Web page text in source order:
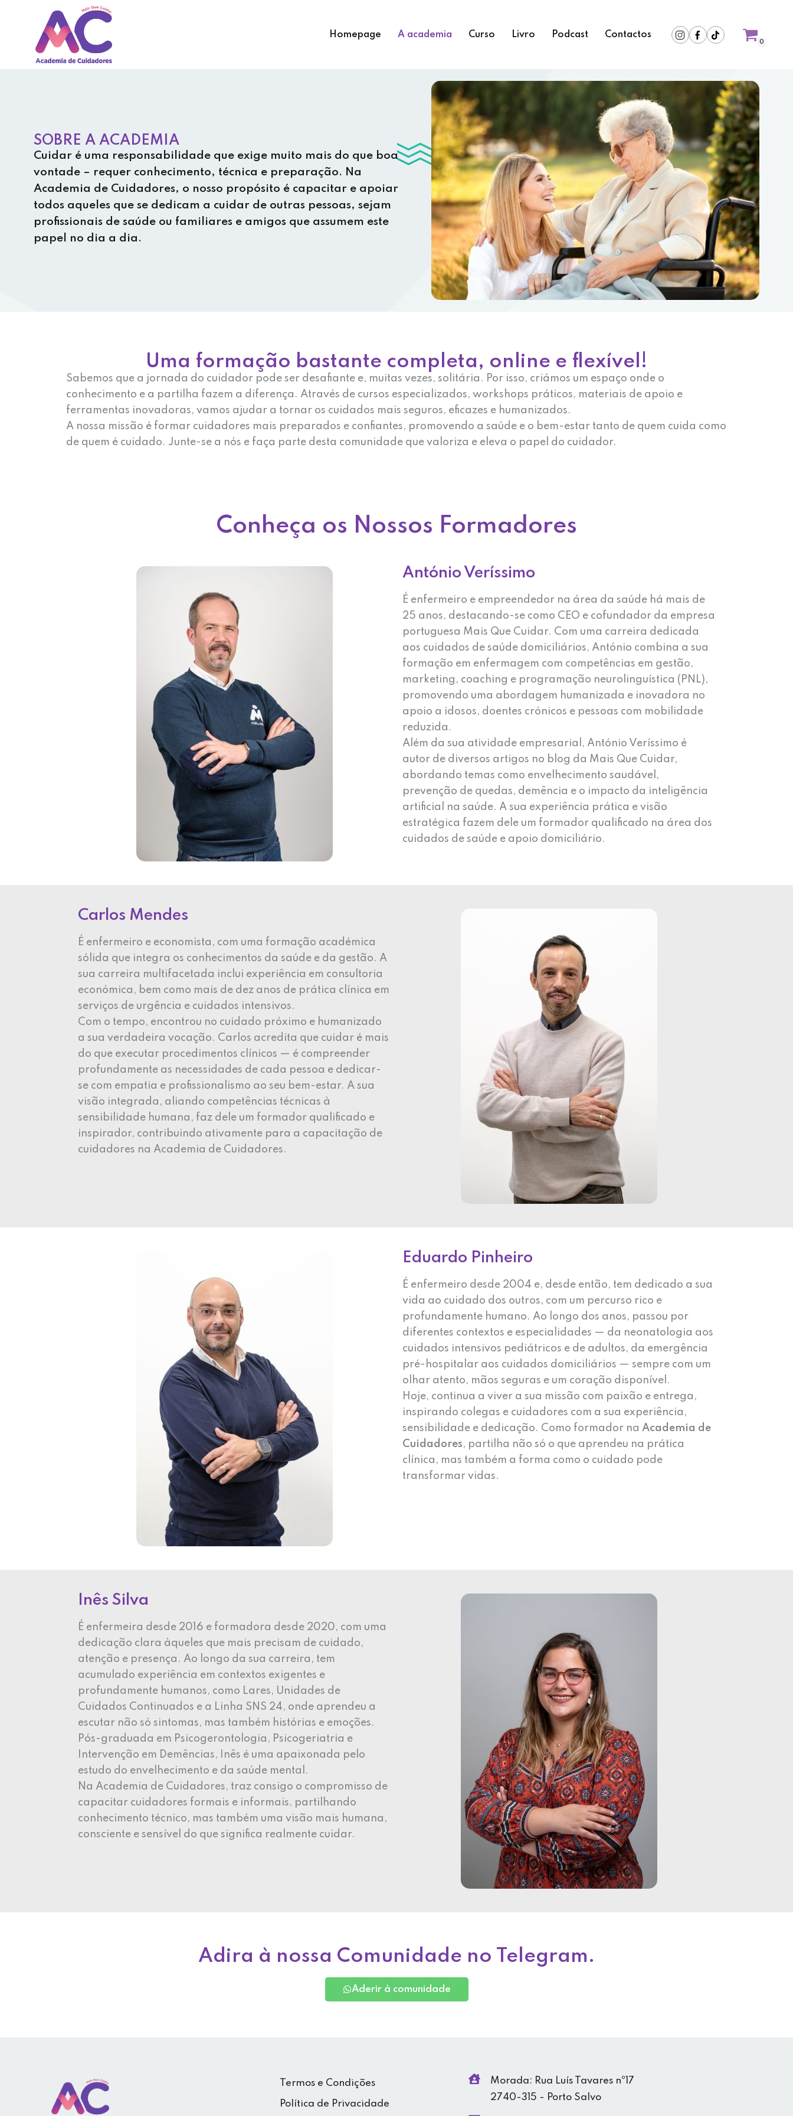
Avançar
Homepage A academia Curso Livro Podcast Contactos
0
SOBRE A ACADEMIA
Cuidar é uma responsabilidade que exige muito mais do que boa
vontade – requer conhecimento, técnica e preparação. Na
Academia de Cuidadores, o nosso propósito é capacitar e apoiar
todos aqueles que se dedicam a cuidar de outras pessoas, sejam
profissionais de saúde ou familiares e amigos que assumem este
papel no dia a dia.
Uma formação bastante completa, online e flexível!
Sabemos que a jornada do cuidador pode ser desafiante e, muitas vezes, solitária. Por isso, criámos um espaço onde o
conhecimento e a partilha fazem a diferença. Através de cursos especializados, workshops práticos, materiais de apoio e
ferramentas inovadoras, vamos ajudar a tornar os cuidados mais seguros, eficazes e humanizados.
A nossa missão é formar cuidadores mais preparados e confiantes, promovendo a saúde e o bem-estar tanto de quem cuida como
de quem é cuidado. Junte-se a nós e faça parte desta comunidade que valoriza e eleva o papel do cuidador.
Conheça os Nossos Formadores
António Veríssimo
É enfermeiro e empreendedor na área da saúde há mais de
25 anos, destacando-se como CEO e cofundador da empresa
portuguesa Mais Que Cuidar. Com uma carreira dedicada
aos cuidados de saúde domiciliários, António combina a sua
formação em enfermagem com competências em gestão,
marketing, coaching e programação neurolinguística (PNL),
promovendo uma abordagem humanizada e inovadora no
apoio a idosos, doentes crónicos e pessoas com mobilidade
reduzida.
Além da sua atividade empresarial, António Veríssimo é
autor de diversos artigos no blog da Mais Que Cuidar,
abordando temas como envelhecimento saudável,
prevenção de quedas, demência e o impacto da inteligência
artificial na saúde. A sua experiência prática e visão
estratégica fazem dele um formador qualificado na área dos
cuidados de saúde e apoio domiciliário.
Carlos Mendes
É enfermeiro e economista, com uma formação académica
sólida que integra os conhecimentos da saúde e da gestão. A
sua carreira multifacetada inclui experiência em consultoria
económica, bem como mais de dez anos de prática clínica em
serviços de urgência e cuidados intensivos.
Com o tempo, encontrou no cuidado próximo e humanizado
a sua verdadeira vocação. Carlos acredita que cuidar é mais
do que executar procedimentos clínicos — é compreender
profundamente as necessidades de cada pessoa e dedicar-
se com empatia e profissionalismo ao seu bem-estar. A sua
visão integrada, aliando competências técnicas à
sensibilidade humana, faz dele um formador qualificado e
inspirador, contribuindo ativamente para a capacitação de
cuidadores na Academia de Cuidadores.
Eduardo Pinheiro
É enfermeiro desde 2004 e, desde então, tem dedicado a sua
vida ao cuidado dos outros, com um percurso rico e
profundamente humano. Ao longo dos anos, passou por
diferentes contextos e especialidades — da neonatologia aos
cuidados intensivos pediátricos e de adultos, da emergência
pré-hospitalar aos cuidados domiciliários — sempre com um
olhar atento, mãos seguras e um coração disponível.
Hoje, continua a viver a sua missão com paixão e entrega,
inspirando colegas e cuidadores com a sua experiência,
sensibilidade e dedicação. Como formador na Academia de
Cuidadores, partilha não só o que aprendeu na prática
clínica, mas também a forma como o cuidado pode
transformar vidas.
Inês Silva
É enfermeira desde 2016 e formadora desde 2020, com uma
dedicação clara àqueles que mais precisam de cuidado,
atenção e presença. Ao longo da sua carreira, tem
acumulado experiência em contextos exigentes e
profundamente humanos, como Lares, Unidades de
Cuidados Continuados e a Linha SNS 24, onde aprendeu a
escutar não só sintomas, mas também histórias e emoções.
Pós-graduada em Psicogerontologia, Psicogeriatria e
Intervenção em Demências, Inês é uma apaixonada pelo
estudo do envelhecimento e da saúde mental.
Na Academia de Cuidadores, traz consigo o compromisso de
capacitar cuidadores formais e informais, partilhando
conhecimento técnico, mas também uma visão mais humana,
consciente e sensível do que significa realmente cuidar.
Adira à nossa Comunidade no Telegram.
Aderir à comunidade
Termos e Condições
Política de Privacidade
Morada: Rua Luís Tavares nº17
2740-315 - Porto Salvo